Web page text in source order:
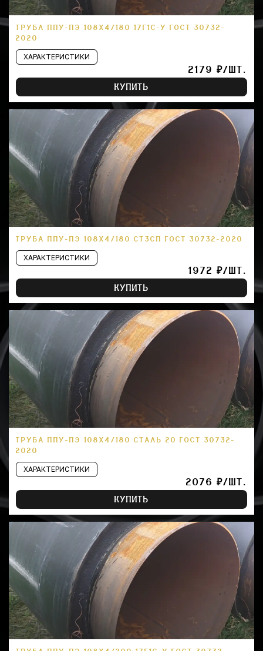
ТРУБА ППУ-ПЭ 108Х4/180 17Г1С-У ГОСТ 30732-
2020
ХАРАКТЕРИСТИКИ
2179 ₽/ШТ.
КУПИТЬ
ТРУБА ППУ-ПЭ 108Х4/180 СТ3СП ГОСТ 30732-2020
ХАРАКТЕРИСТИКИ
1972 ₽/ШТ.
КУПИТЬ
ТРУБА ППУ-ПЭ 108Х4/180 СТАЛЬ 20 ГОСТ 30732-
2020
ХАРАКТЕРИСТИКИ
2076 ₽/ШТ.
КУПИТЬ